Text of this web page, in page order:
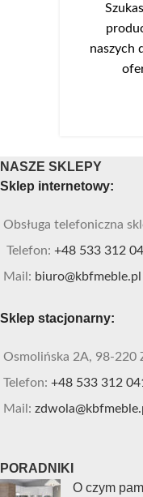
naszych
NASZE SKLEPY
Sklep internetowy:
Obsługa telefoniczna
Telefon: +48 533 312
Mail: biuro@kbfmeble.pl
Sklep stacjonarny:
Osmolińska 2A, 98-220
Telefon: +48 533 312
Mail:
PORADNIKI
O czym